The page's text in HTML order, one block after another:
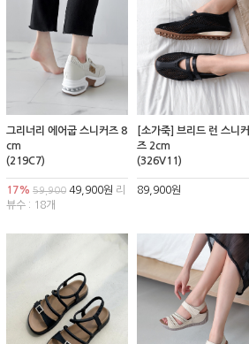
그리너리 에어굽 스니커즈 8
cm
(219C7)
17% 59,900 49,900원 리
뷰수 : 18개
[소가죽] 브리드 런 스니커
즈 2cm
(326V11)
89,900원